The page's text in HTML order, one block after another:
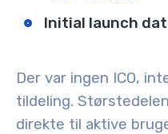
Initial launch
Der var ingen ICO,
tildeling.
direkte til aktive